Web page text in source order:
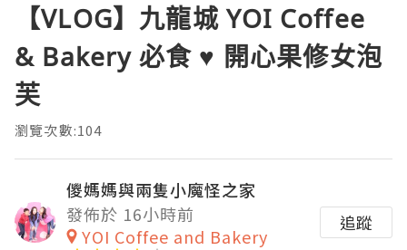
【VLOG】九龍城 YOI Coffee
& Bakery 必食 ♥ 開心果修女泡
芙
瀏覽次數:104
儍媽媽與兩隻小魔怪之家
發佈於 16小時前
YOI Coffee and Bakery
追蹤